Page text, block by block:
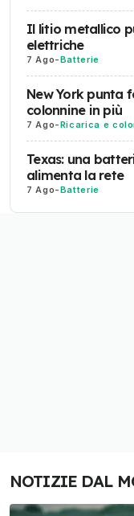
Il litio metallico
elettriche
7 Ago-Batterie
New York punta
colonnine in più
7 Ago-Ricarica e
Texas: una
alimenta la rete
7 Ago-Batterie
NOTIZIE DAL